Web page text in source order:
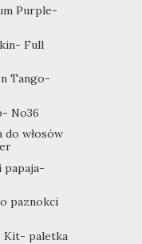
Purple-
Full
Tango-
No36
do włosów
papaja-
paznokci
Kit- paletka